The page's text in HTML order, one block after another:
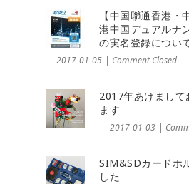
【中国聯通香港・
港中国デュアルナ
の実名登録につい
― 2017-01-05 | Comment Closed
2017年あけまし
ます
― 2017-01-03 |
SIM&SDカードホ
した